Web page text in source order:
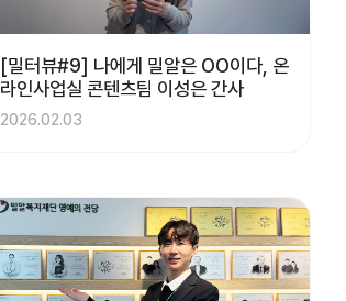
[밀터뷰#9] 나에게 밀알은 OO이다, 온
라인사업실 콘텐츠팀 이성은 간사
2026.02.03